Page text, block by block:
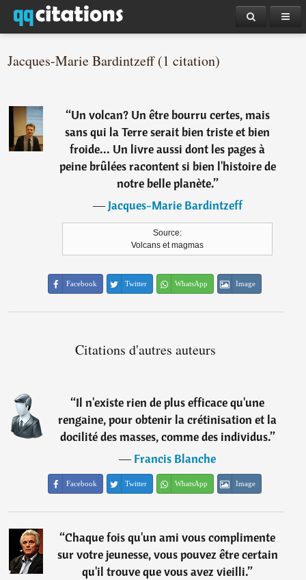
Jacques-Marie Bardintzeff (1 citation)
“Un volcan? Un être bourru certes, mais
sans qui la Terre serait bien triste et bien
froide... Un livre aussi dont les pages à
peine brûlées racontent si bien l'histoire de
notre belle planète.”
―Jacques-Marie Bardintzeff
Source:
Volcans et magmas
Facebook Twitter WhatsApp Image
Citations d'autres auteurs
“Il n'existe rien de plus efficace qu'une
rengaine, pour obtenir la crétinisation et la
docilité des masses, comme des individus.”
―Francis Blanche
Facebook Twitter WhatsApp Image
“Chaque fois qu'un ami vous complimente
sur votre jeunesse, vous pouvez être certain
qu'il trouve que vous avez vieilli.”